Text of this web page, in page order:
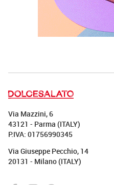
Via Mazzini, 6
43121 - Parma (ITALY)
P.IVA: 01756990345
Via Giuseppe Pecchio, 14
20131 - Milano (ITALY)